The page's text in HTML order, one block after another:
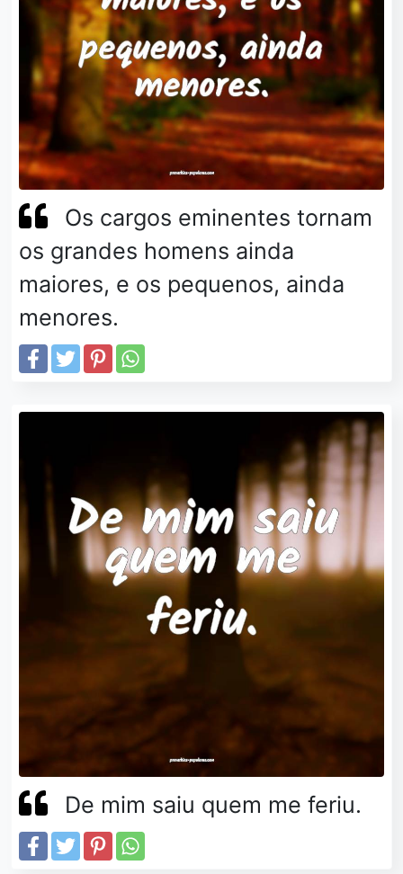
Os cargos eminentes tornam
os grandes homens ainda
maiores, e os pequenos, ainda
menores.
De mim saiu quem me feriu.